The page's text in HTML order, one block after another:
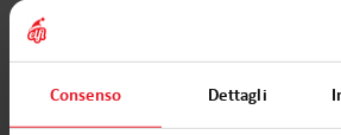
Consenso Dettagli
animaletti e pagliaccetti di
Assomigliano ai giocattoli
Natale di un tempo.